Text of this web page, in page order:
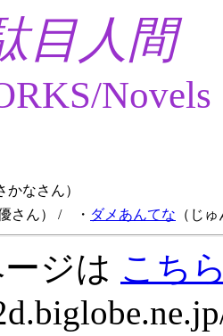
目人間
Novels
かなさん）
さん） / ・ ダメあんてな （じ
ジは こち